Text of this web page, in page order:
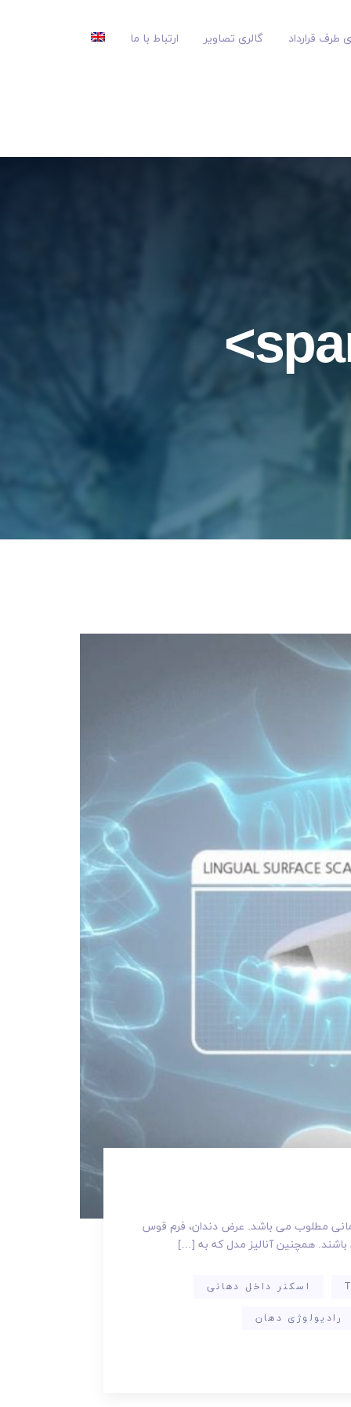
طرف قرارداد گالری تصاویر ارتباط با ما
مطلوب می باشد. عرض دندان، فرم قوس
باشند. همچنین آنالیز مدل که به […]
اسکنر داخل دهانی
رادیولوژی دهان